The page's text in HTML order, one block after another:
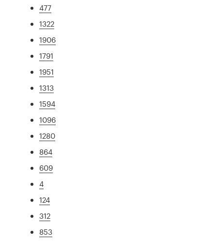
477
1322
1906
1791
1951
1313
1594
1096
1280
864
609
4
124
312
853